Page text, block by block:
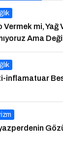
Vermek mi, Yağ
Ama
inflamatuar